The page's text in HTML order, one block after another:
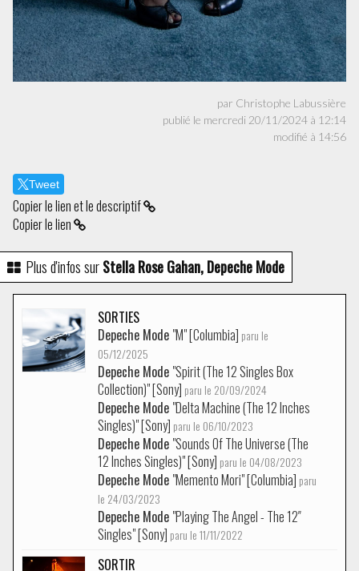
par Christophe Labussière
publié le mercredi 20/11/2024 à 12:14
modifié à 14:56
Tweet
Copier le lien et le descriptif
Copier le lien
Plus d'infos surStella Rose Gahan, Depeche Mode
SORTIES
Depeche Mode "M" [Columbia] paru le
05/12/2025
Depeche Mode "Spirit (The 12 Singles Box
Collection)" [Sony] paru le 20/09/2024
Depeche Mode "Delta Machine (The 12 Inches
Singles)" [Sony] paru le 06/10/2023
Depeche Mode "Sounds Of The Universe (The
12 Inches Singles)" [Sony] paru le 04/08/2023
Depeche Mode "Memento Mori" [Columbia] paru
le 24/03/2023
Depeche Mode "Playing The Angel - The 12″
Singles" [Sony] paru le 11/11/2022
SORTIR